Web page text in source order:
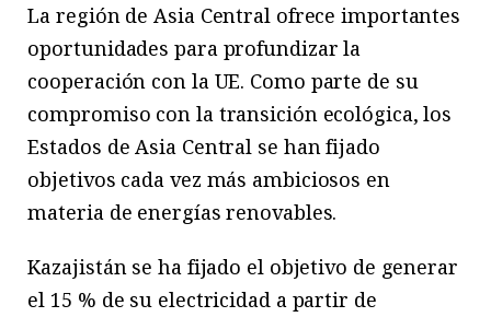
La región de Asia Central ofrece importantes
oportunidades para profundizar la
cooperación con la UE. Como parte de su
compromiso con la transición ecológica, los
Estados de Asia Central se han fijado
objetivos cada vez más ambiciosos en
materia de energías renovables.
Kazajistán se ha fijado el objetivo de generar
el 15 % de su electricidad a partir de